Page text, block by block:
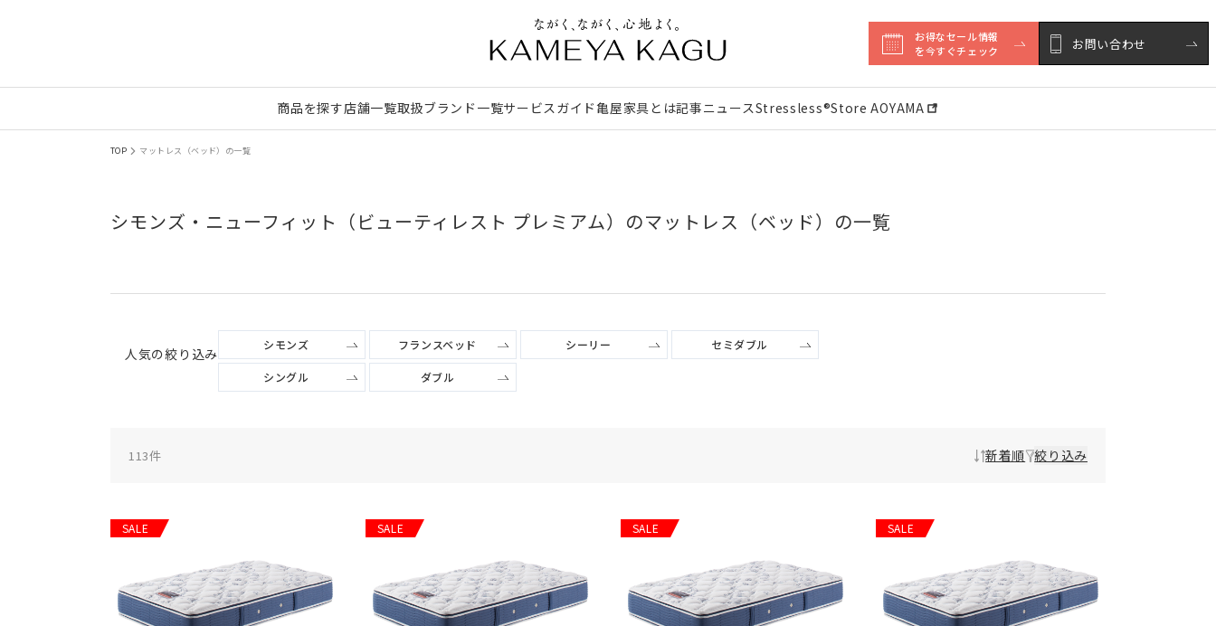
お得なセール情報
を今すぐチェック
お問い合わせ
商品を探す店舗一覧取扱ブランド一覧サービスガイド亀屋家具とは記事ニュースStressless®︎Store AOYAMA
TOP マットレス（ベッド）の一覧
シモンズ・ニューフィット（ビューティレスト プレミアム）のマットレス（ベッド）の一覧
人気の絞り込み シモンズ フランスベッド シーリー セミダブル
シングル ダブル
113件 新着順 絞り込み
SALE SALE SALE SALE